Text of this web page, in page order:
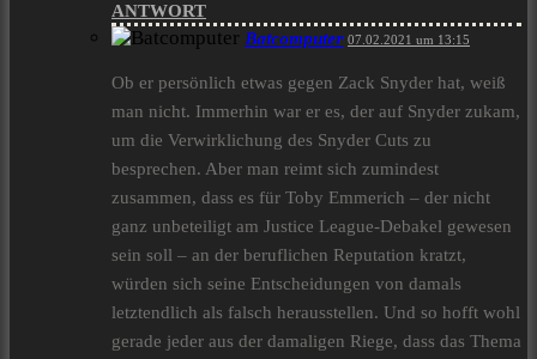
ANTWORT
Batcomputer 07.02.2021 um 13:15
Ob er persönlich etwas gegen Zack Snyder hat, weiß
man nicht. Immerhin war er es, der auf Snyder zukam,
um die Verwirklichung des Snyder Cuts zu
besprechen. Aber man reimt sich zumindest
zusammen, dass es für Toby Emmerich – der nicht
ganz unbeteiligt am Justice League-Debakel gewesen
sein soll – an der beruflichen Reputation kratzt,
würden sich seine Entscheidungen von damals
letztendlich als falsch herausstellen. Und so hofft wohl
gerade jeder aus der damaligen Riege, dass das Thema